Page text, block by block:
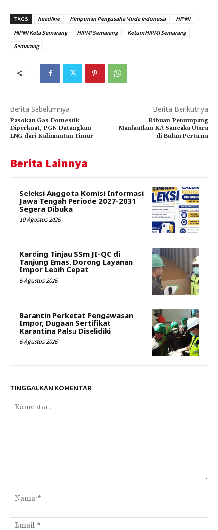
TAGS headline Himpunan Pengusaha Muda Indonesia
HIPMI
HIPMI Kota Semarang
HIPMI Semarang
Ketum HIPMI Semarang
Semarang
Berita Sebelumnya
Pasokan Gas Domestik
Diperkuat, PGN Datangkan
LNG dari Kalimantan Timur
Berita Berikutnya
Ribuan Penumpang
Manfaatkan KA Sancaka Utara
di Bulan Pertama
Berita Lainnya
Seleksi Anggota Komisi Informasi
Jawa Tengah Periode 2027-2031
Segera Dibuka
10 Agustus 2026
Karding Tinjau SSm JI-QC di
Tanjung Emas, Dorong Layanan
Impor Lebih Cepat
6 Agustus 2026
Barantin Perketat Pengawasan
Impor, Dugaan Sertifikat
Karantina Palsu Diselidiki
6 Agustus 2026
TINGGALKAN KOMENTAR